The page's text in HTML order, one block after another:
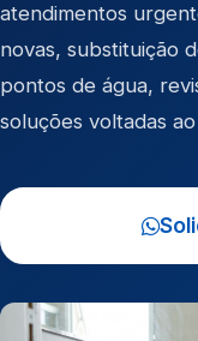
atendimentos
novas, substituição
pontos de água,
soluções voltadas